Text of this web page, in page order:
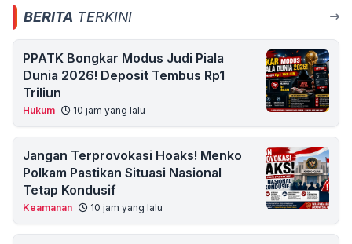
BERITA TERKINI
PPATK Bongkar Modus Judi Piala
Dunia 2026! Deposit Tembus Rp1
Triliun
Hukum 10 jam yang lalu
Jangan Terprovokasi Hoaks! Menko
Polkam Pastikan Situasi Nasional
Tetap Kondusif
Keamanan 10 jam yang lalu